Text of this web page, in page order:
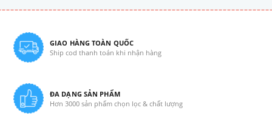
GIAO HÀNG TOÀN QUỐC
Ship cod thanh toán khi nhận hàng
ĐA DẠNG SẢN PHẨM
Hơn 3000 sản phẩm chọn lọc & chất lượng